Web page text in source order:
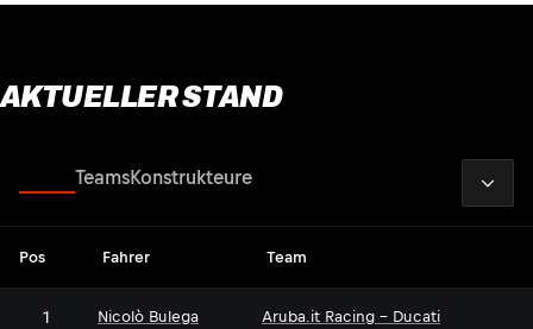
AKTUELLER STAND
TeamsKonstrukteure
Pos Fahrer Team
1 Nicolò Bulega Aruba.it Racing - Ducati